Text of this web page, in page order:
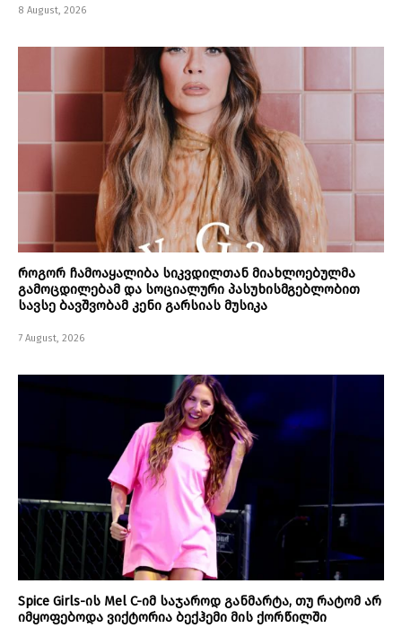
8 August, 2026
როგორ ჩამოაყალიბა სიკვდილთან მიახლოებულმა
გამოცდილებამ და სოციალური პასუხისმგებლობით
სავსე ბავშვობამ კენი გარსიას მუსიკა
7 August, 2026
Spice Girls-ის Mel C-იმ საჯაროდ განმარტა, თუ რატომ არ
იმყოფებოდა ვიქტორია ბექჰემი მის ქორწილში